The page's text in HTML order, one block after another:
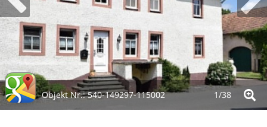
Objekt Nr.:540-149297-115002 1/38